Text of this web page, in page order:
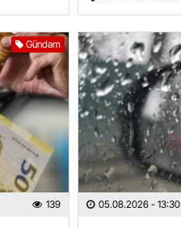
Gündəm
139 05.08.2026 - 13:30